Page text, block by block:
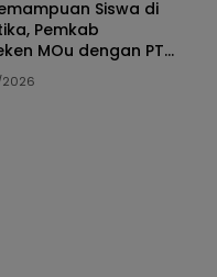
Siswa di
Pemkab
MOu dengan PT